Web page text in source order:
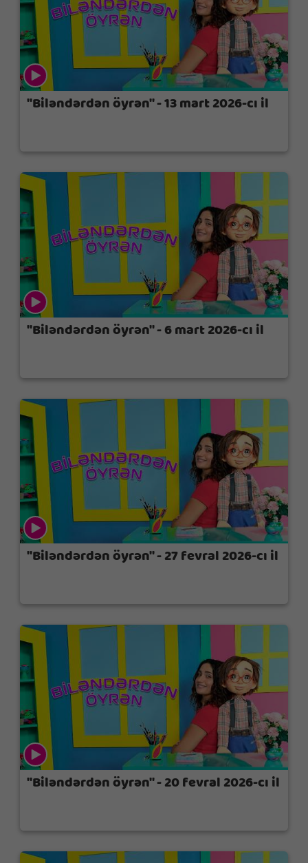
"Biləndərdən öyrən" - 13 mart 2026-cı il
"Biləndərdən öyrən" - 6 mart 2026-cı il
"Biləndərdən öyrən" - 27 fevral 2026-cı il
"Biləndərdən öyrən" - 20 fevral 2026-cı il